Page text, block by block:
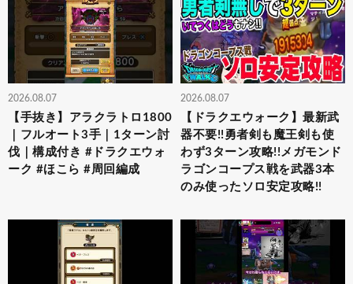
2026.08.07
【手抜き】アラクラトロ1800
｜フルオート3手｜1ターン討
伐｜構成付き #ドラクエウォ
ーク #ほこら #周回編成
2026.08.07
【ドラクエウォーク】最新武
器不要!!勇者剣も魔王剣も使
わず3ターン攻略!!メガモンド
ラゴンコープス戦を武器3本
のみ使ったソロ安定攻略!!